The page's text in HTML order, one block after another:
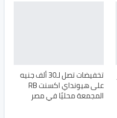
تخفيضات تصل لـ30 ألف جنيه
على هيونداي اكسنت RB
المجمعة محليًا في مصر